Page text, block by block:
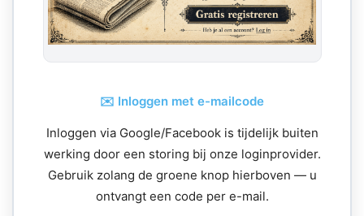
✉️ Inloggen met e-mailcode
Inloggen via Google/Facebook is tijdelijk buiten
werking door een storing bij onze loginprovider.
Gebruik zolang de groene knop hierboven — u
ontvangt een code per e-mail.